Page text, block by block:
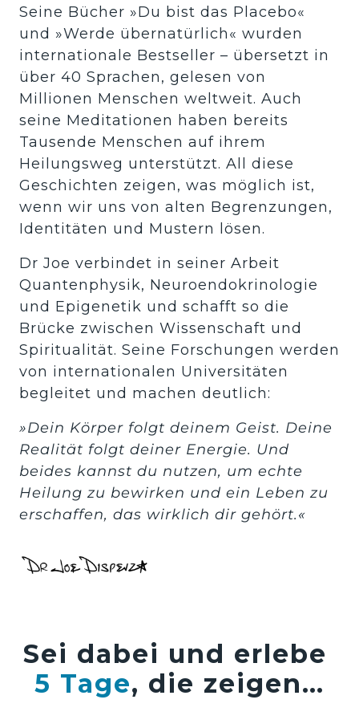
Seine Bücher »Du bist das Placebo«
und »Werde übernatürlich« wurden
internationale Bestseller – übersetzt in
über 40 Sprachen, gelesen von
Millionen Menschen weltweit. Auch
seine Meditationen haben bereits
Tausende Menschen auf ihrem
Heilungsweg unterstützt. All diese
Geschichten zeigen, was möglich ist,
wenn wir uns von alten Begrenzungen,
Identitäten und Mustern lösen.
Dr Joe verbindet in seiner Arbeit
Quantenphysik, Neuroendokrinologie
und Epigenetik und schafft so die
Brücke zwischen Wissenschaft und
Spiritualität. Seine Forschungen werden
von internationalen Universitäten
begleitet und machen deutlich:
»Dein Körper folgt deinem Geist. Deine
Realität folgt deiner Energie. Und
beides kannst du nutzen, um echte
Heilung zu bewirken und ein Leben zu
erschaffen, das wirklich dir gehört.«
5 Tage, die zeigen…